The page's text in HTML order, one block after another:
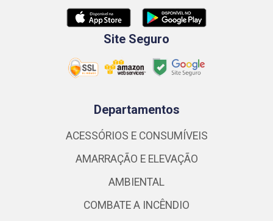
Site Seguro
Departamentos
ACESSÓRIOS E CONSUMÍVEIS
AMARRAÇÃO E ELEVAÇÃO
AMBIENTAL
COMBATE A INCÊNDIO